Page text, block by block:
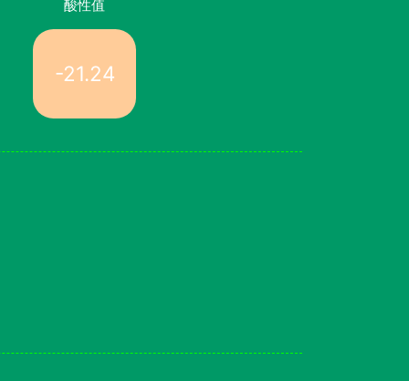
酸性值
-21.24